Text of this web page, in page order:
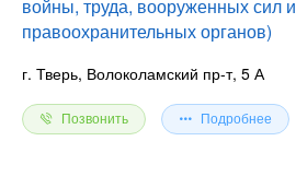
войны, труда, вооруженных сил и
правоохранительных органов)
г. Тверь, Волоколамский пр-т, 5 А
Позвонить Подробнее